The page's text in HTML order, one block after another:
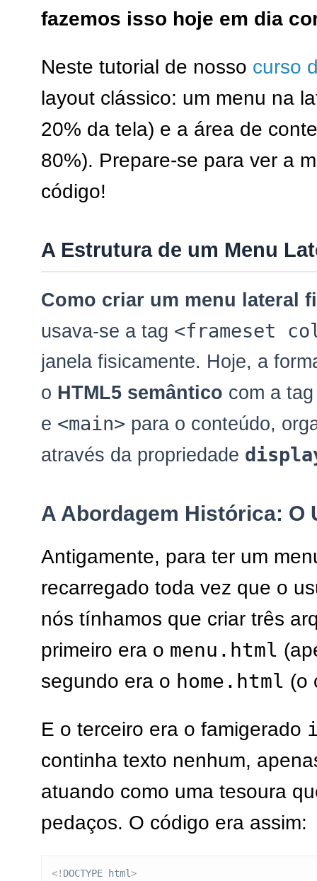
fazemos isso hoje em dia
Neste tutorial de nosso curso
layout clássico: um menu na
20% da tela) e a área de
80%). Prepare-se para ver a
código!
A Estrutura de um Menu
Como criar um menu lateral
usava-se a tag <frameset
janela fisicamente. Hoje, a
o HTML5 semântico com a
e <main> para o conteúdo,
através da propriedade
A Abordagem Histórica: O
Antigamente, para ter um
recarregado toda vez que o
nós tínhamos que criar três
primeiro era o menu.html
segundo era o home.html (o
E o terceiro era o famigerado
continha texto nenhum,
atuando como uma tesoura
pedaços. O código era assim:
<! DOCTYPE html>